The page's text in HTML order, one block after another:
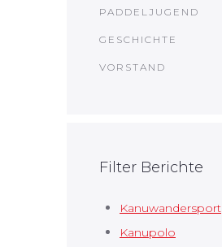
PADDELJUGEND
GESCHICHTE
VORSTAND
Filter Berichte
Kanuwandersport
Kanupolo